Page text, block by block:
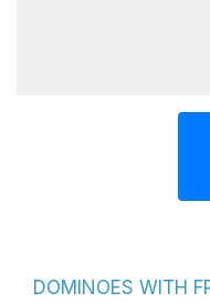
DOMINOES WITH